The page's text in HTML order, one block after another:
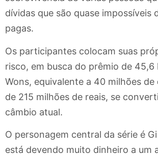
dívidas que são quase impossíveis
pagas.
Os participantes colocam suas
risco, em busca do prêmio de 45,6
Wons, equivalente a 40 milhões de
de 215 milhões de reais, se
câmbio atual.
O personagem central da série é
está devendo muito dinheiro a um